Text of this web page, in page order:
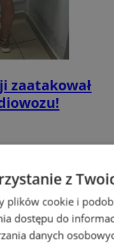
zaatakował
w Orzeszu
z
plików cookie i
dostępu do
danych